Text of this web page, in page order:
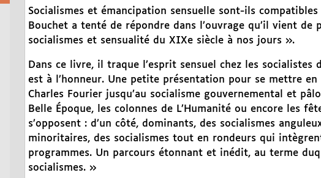
Socialismes et émancipation sensuelle sont-ils
Bouchet a tenté de répondre dans l’ouvrage qu’il vient
socialismes et sensualité du XIXe siècle à nos jours ».
Dans ce livre, il traque l’esprit sensuel chez les
est à l’honneur. Une petite présentation pour se mettre
Charles Fourier jusqu’au socialisme gouvernemental et
Belle Époque, les colonnes de L’Humanité ou encore les
s’opposent : d’un côté, dominants, des socialismes
minoritaires, des socialismes tout en rondeurs qui
programmes. Un parcours étonnant et inédit, au terme
socialismes. »